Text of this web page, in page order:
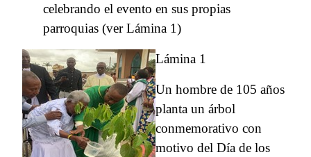
celebrando el evento en sus propias
parroquias (ver Lámina 1)
Lámina 1
Un hombre de 105 años
planta un árbol
conmemorativo con
motivo del Día de los